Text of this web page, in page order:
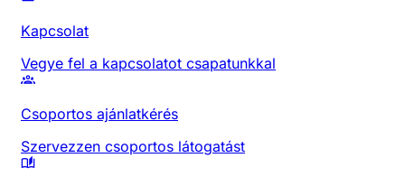
Kapcsolat
Vegye fel a kapcsolatot csapatunkkal
Csoportos ajánlatkérés
Szervezzen csoportos látogatást